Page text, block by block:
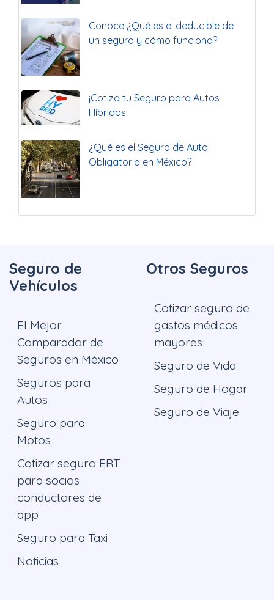
Conoce ¿Qué es el deducible de
un seguro y cómo funciona?
¡Cotiza tu Seguro para Autos
Híbridos!
¿Qué es el Seguro de Auto
Obligatorio en México?
Seguro de
Vehículos
El Mejor
Comparador de
Seguros en México
Seguros para
Autos
Seguro para
Motos
Cotizar seguro ERT
para socios
conductores de
app
Seguro para Taxi
Noticias
Otros Seguros
Cotizar seguro de
gastos médicos
mayores
Seguro de Vida
Seguro de Hogar
Seguro de Viaje